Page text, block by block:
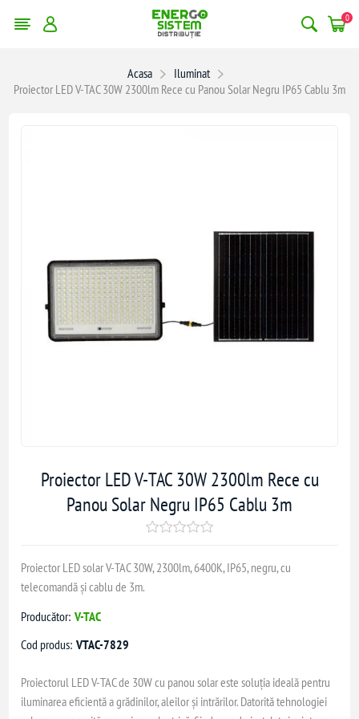
0
Acasa
Iluminat
Proiector LED V-TAC 30W 2300lm Rece cu Panou Solar Negru IP65 Cablu 3m
Proiector LED V-TAC 30W 2300lm Rece cu
Panou Solar Negru IP65 Cablu 3m
Proiector LED solar V-TAC 30W, 2300lm, 6400K, IP65, negru, cu
telecomandă și cablu de 3m.
Producător: V-TAC
Cod produs: VTAC-7829
Proiectorul LED V-TAC de 30W cu panou solar este soluția ideală pentru
iluminarea eficientă a grădinilor, aleilor și intrărilor. Datorită tehnologiei